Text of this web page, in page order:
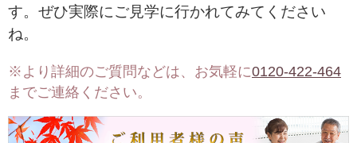
す。ぜひ実際にご見学に行かれてみてください
ね。
※より詳細のご質問などは、お気軽に0120-422-464
までご連絡ください。